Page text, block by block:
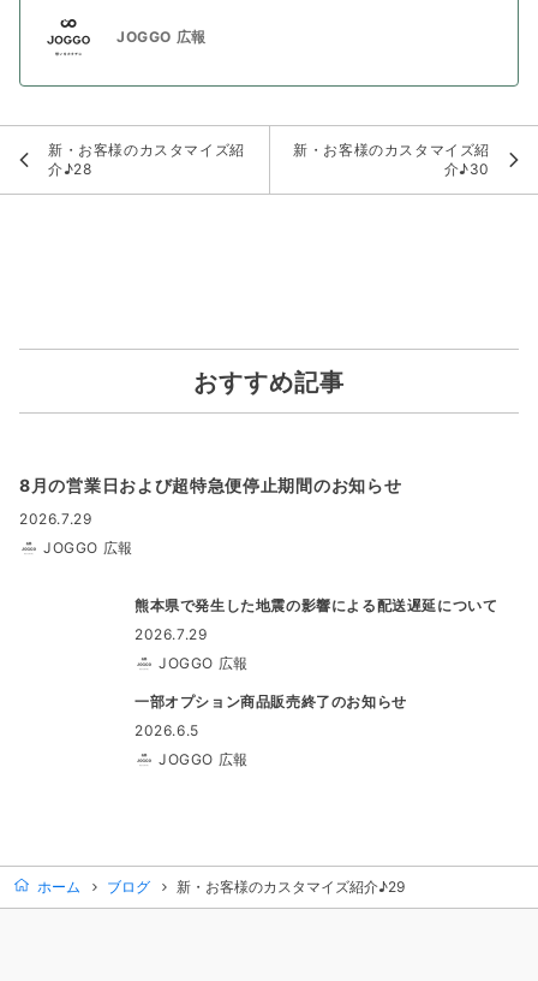
JOGGO 広報
新・お客様のカスタマイズ紹
介♪28
新・お客様のカスタマイズ紹
介♪30
おすすめ記事
8月の営業日および超特急便停止期間のお知らせ
2026.7.29
JOGGO 広報
熊本県で発生した地震の影響による配送遅延について
2026.7.29
JOGGO 広報
一部オプション商品販売終了のお知らせ
2026.6.5
JOGGO 広報
ホーム ブログ 新・お客様のカスタマイズ紹介♪29